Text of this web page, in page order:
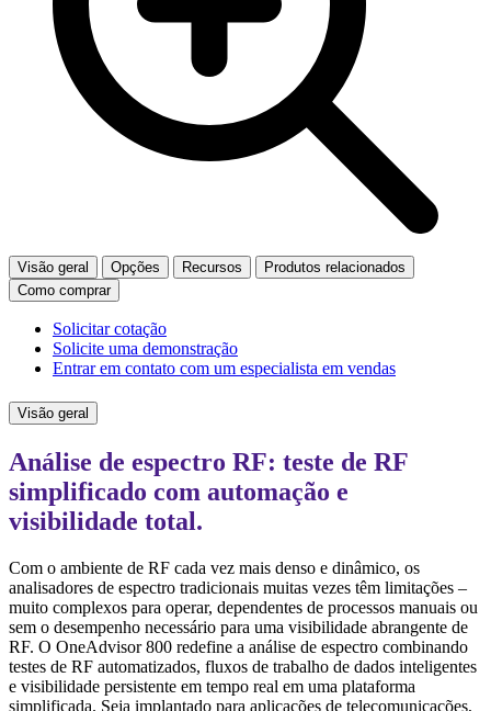
Visão geral Opções Recursos
Produtos relacionados
Como comprar
Solicitar cotação
Solicite uma demonstração
Entrar em contato com um especialista em vendas
Visão geral
Análise de espectro RF: teste de RF
simplificado com automação e
visibilidade total.
Com o ambiente de RF cada vez mais denso e dinâmico, os
analisadores de espectro tradicionais muitas vezes têm limitações –
muito complexos para operar, dependentes de processos manuais ou
sem o desempenho necessário para uma visibilidade abrangente de
RF. O OneAdvisor 800 redefine a análise de espectro combinando
testes de RF automatizados, fluxos de trabalho de dados inteligentes
e visibilidade persistente em tempo real em uma plataforma
simplificada. Seja implantado para aplicações de telecomunicações,